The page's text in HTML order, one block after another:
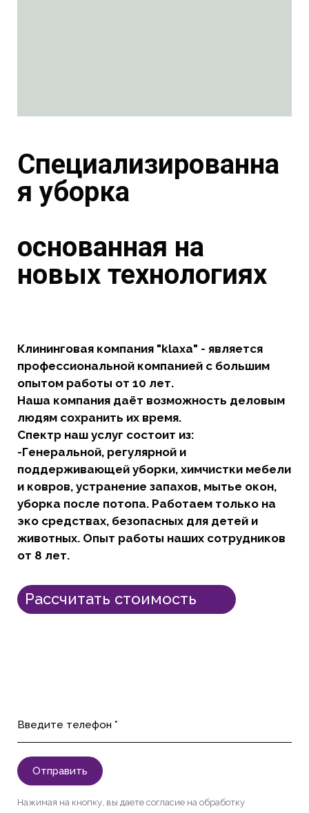
Специализированна
яуборка
основанная на
новых технологиях
Клининговая компания "klaxa" - является
профессиональной компанией с большим
опытом работы от 10 лет.
Наша компания даёт возможность деловым
людям сохранить их время.
Спектр наш услуг состоит из:
-Генеральной, регулярной и
поддерживающей уборки, химчистки мебели
и ковров, устранение запахов, мытье окон,
уборка после потопа. Работаем только на
эко средствах, безопасных для детей и
животных. Опыт работы наших сотрудников
от 8 лет.
Рассчитать стоимость
Введите телефон *
Отправить
Нажимая на кнопку, вы даете согласие на обработку